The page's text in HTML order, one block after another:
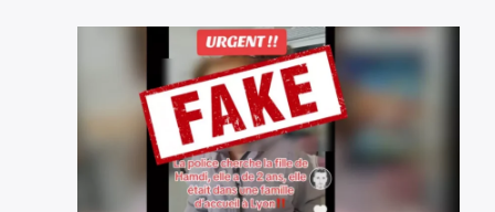
Nouveaux
éléments
sur
prétendue
disparition